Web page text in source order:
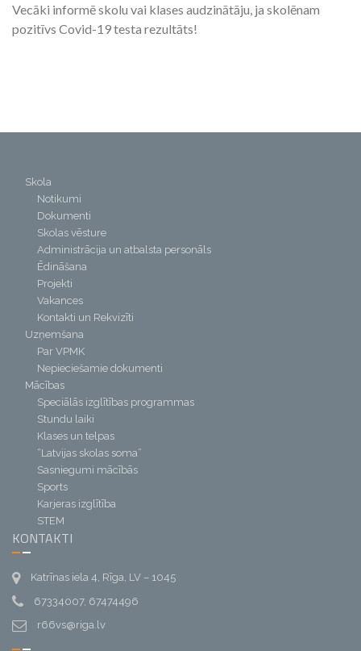
Vecāki informē skolu vai klases audzinātāju, ja skolēnam
pozitīvs Covid-19 testa rezultāts!
Skola
Notikumi
Dokumenti
Skolas vēsture
Administrācija un atbalsta personāls
Ēdināšana
Projekti
Vakances
Kontakti un Rekvizīti
Uzņemšana
Par VPMK
Nepieciešamie dokumenti
Mācības
Speciālās izglītības programmas
Stundu laiki
Klases un telpas
“Latvijas skolas soma”
Sasniegumi mācībās
Sports
Karjeras izglītība
STEM
KONTAKTI
Katrīnas iela 4, Rīga, LV – 1045
67334007, 67474496
r66vs@riga.lv